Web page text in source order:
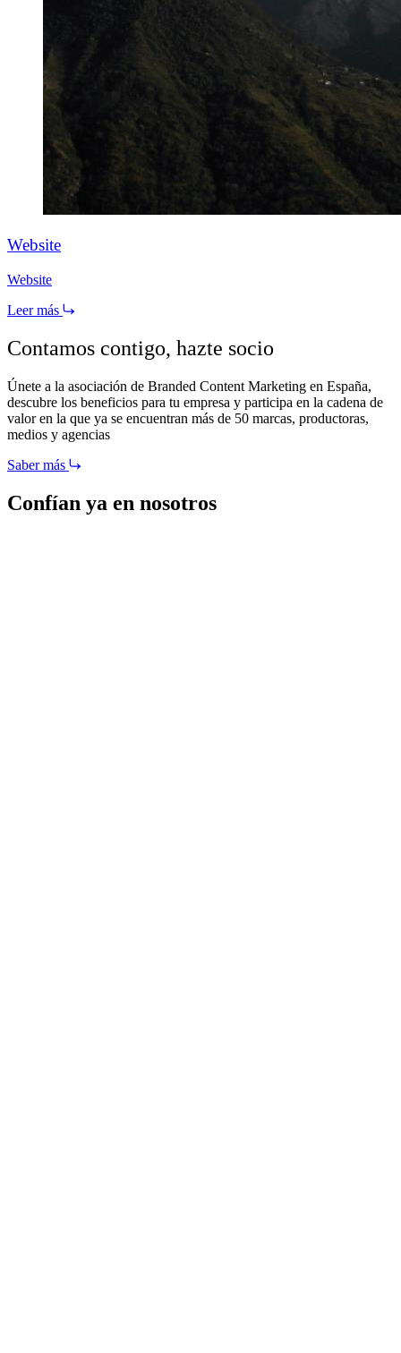
Website
Website
Leer más
Contamos contigo, hazte socio
Únete a la asociación de Branded Content Marketing en España,
descubre los beneficios para tu empresa y participa en la cadena de
valor en la que ya se encuentran más de 50 marcas, productoras,
medios y agencias
Saber más
Confían ya en nosotros